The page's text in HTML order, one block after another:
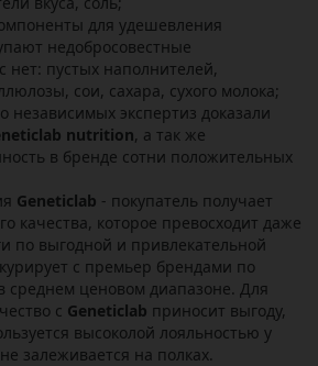
для удешевления
недобросовестные
нет: пустых наполнителей,
сои, сахара, сухого молока;
независимых экспертиз доказали
nutrition, а так же
в бренде сотни положительных
Geneticlab - покупатель получает
качества, которое превосходит даже
по выгодной и привлекательной
с премьер брендами по
среднем ценовом диапазоне. Для
с Geneticlab приносит выгоду,
высоколой лояльностью у
залеживается на полках.